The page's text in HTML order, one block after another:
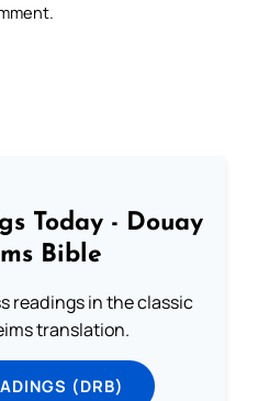
Today - Douay
Bible
readings in the classic
translation.
(DRB)